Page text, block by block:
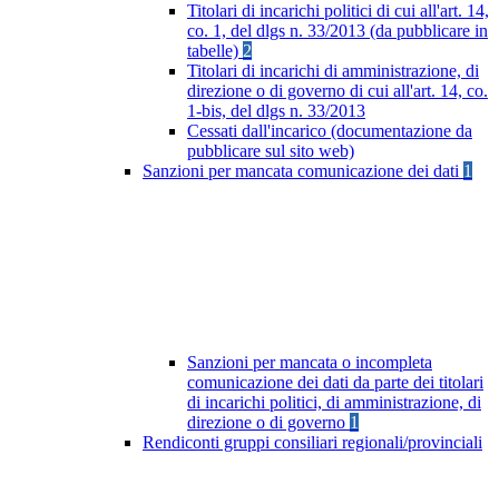
Titolari di incarichi politici di cui all'art. 14,
co. 1, del dlgs n. 33/2013 (da pubblicare in
tabelle) 2
Titolari di incarichi di amministrazione, di
direzione o di governo di cui all'art. 14, co.
1-bis, del dlgs n. 33/2013
Cessati dall'incarico (documentazione da
pubblicare sul sito web)
Sanzioni per mancata comunicazione dei dati 1
Sanzioni per mancata o incompleta
comunicazione dei dati da parte dei titolari
di incarichi politici, di amministrazione, di
direzione o di governo 1
Rendiconti gruppi consiliari regionali/provinciali